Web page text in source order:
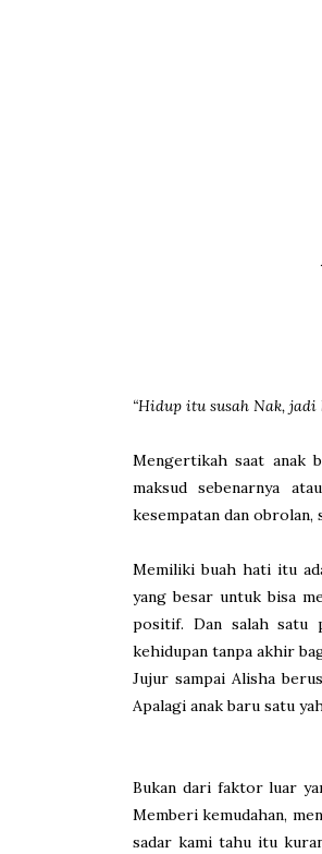
“Hidup itu susah Nak, jadi
Mengertikah saat anak
maksud sebenarnya
kesempatan dan obrolan,
Memiliki buah hati itu
yang besar untuk bisa
positif. Dan salah satu
kehidupan tanpa akhir
Jujur sampai Alisha
Apalagi anak baru satu
Bukan dari faktor luar
Memberi kemudahan,
sadar kami tahu itu